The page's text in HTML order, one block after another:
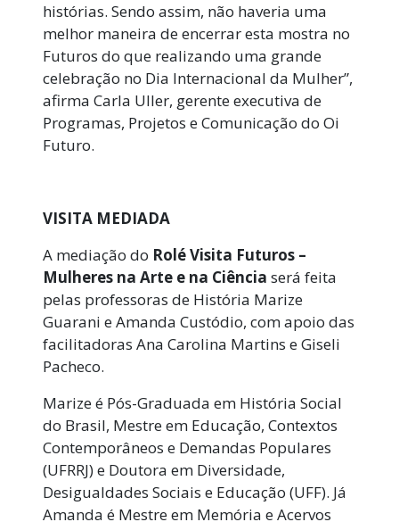
histórias. Sendo assim, não haveria uma
melhor maneira de encerrar esta mostra no
Futuros do que realizando uma grande
celebração no Dia Internacional da Mulher”,
afirma Carla Uller, gerente executiva de
Programas, Projetos e Comunicação do Oi
Futuro.
VISITA MEDIADA
A mediação do Rolé Visita Futuros –
Mulheres na Arte e na Ciência será feita
pelas professoras de História Marize
Guarani e Amanda Custódio, com apoio das
facilitadoras Ana Carolina Martins e Giseli
Pacheco.
Marize é Pós-Graduada em História Social
do Brasil, Mestre em Educação, Contextos
Contemporâneos e Demandas Populares
(UFRRJ) e Doutora em Diversidade,
Desigualdades Sociais e Educação (UFF). Já
Amanda é Mestre em Memória e Acervos